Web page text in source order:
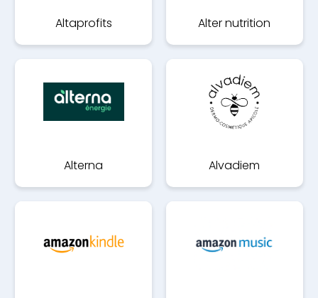
Altaprofits Alter nutrition
Alterna Alvadiem